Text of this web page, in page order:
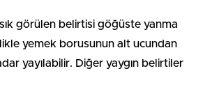
sık görülen belirtisi göğüste yanma
yemek borusunun alt ucundan
yayılabilir. Diğer yaygın belirtiler